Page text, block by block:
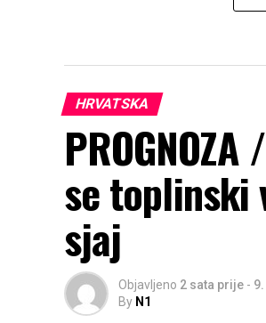
HRVATSKA
se toplinski
sjaj
Objavljeno 2 sata prije -
By N1